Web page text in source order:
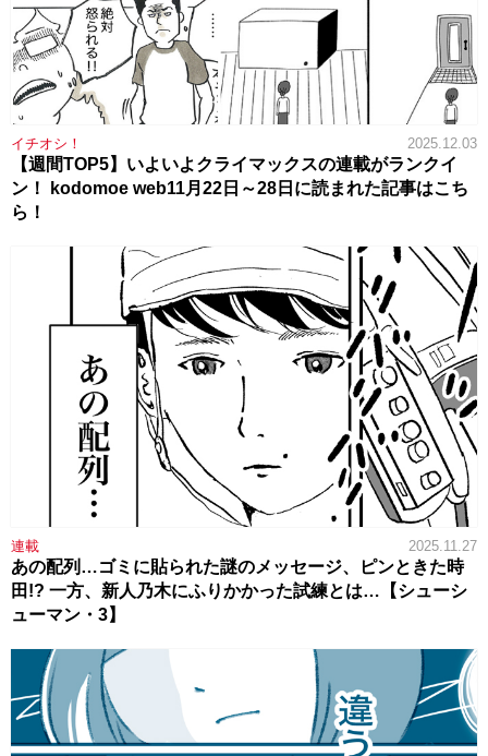
イチオシ！ 2025.12.03
【週間TOP5】いよいよクライマックスの連載がランクイ
ン！ kodomoe web11月22日～28日に読まれた記事はこち
ら！
連載 2025.11.27
あの配列…ゴミに貼られた謎のメッセージ、ピンときた時
田!? 一方、新人乃木にふりかかった試練とは…【シューシ
ューマン・3】